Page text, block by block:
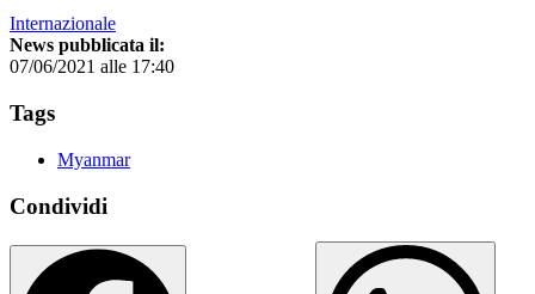
Internazionale
News pubblicata il:
07/06/2021 alle 17:40
Tags
Myanmar
Condividi